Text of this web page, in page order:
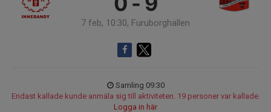
7 feb, 10:30, Furuborghallen
Samling 09:30
Endast kallade kunde anmäla sig till aktiviteten. 19 personer var kallade.
Logga in här